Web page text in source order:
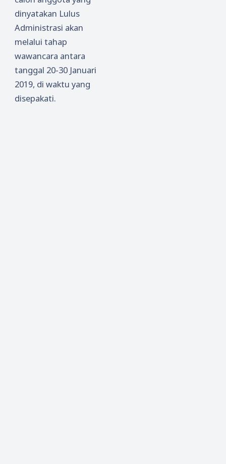
dinyatakan Lulus
Administrasi akan
melalui tahap
wawancara antara
tanggal 20-30 Januari
2019, di waktu yang
disepakati.